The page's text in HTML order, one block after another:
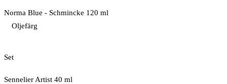
Norma Blue - Schmincke 120 ml
Oljefärg
Set
Sennelier Artist 40 ml